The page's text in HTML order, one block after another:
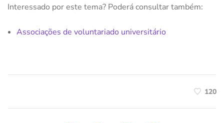
Interessado por este tema? Poderá consultar também:
Associações de voluntariado universitário
120